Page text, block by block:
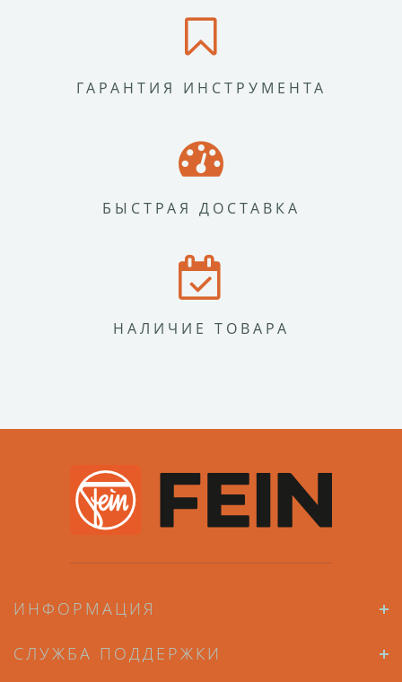
ГАРАНТИЯ ИНСТРУМЕНТА
БЫСТРАЯ ДОСТАВКА
НАЛИЧИЕ ТОВАРА
ИНФОРМАЦИЯ
СЛУЖБА ПОДДЕРЖКИ